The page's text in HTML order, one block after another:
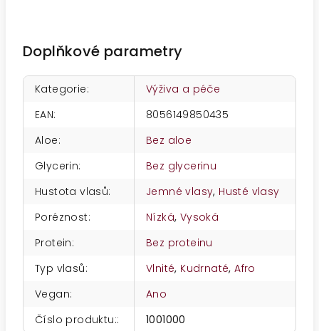
Doplňkové parametry
Kategorie:
Výživa a péče
EAN:
8056149850435
Aloe:
Bez aloe
Glycerin:
Bez glycerinu
Hustota vlasů: Jemné vlasy, Husté vlasy
Poréznost: Nízká, Vysoká
Protein:
Bez proteinu
Typ vlasů: Vlnité, Kudrnaté,Afro
Vegan:
Ano
Číslo produktu:: 1001000